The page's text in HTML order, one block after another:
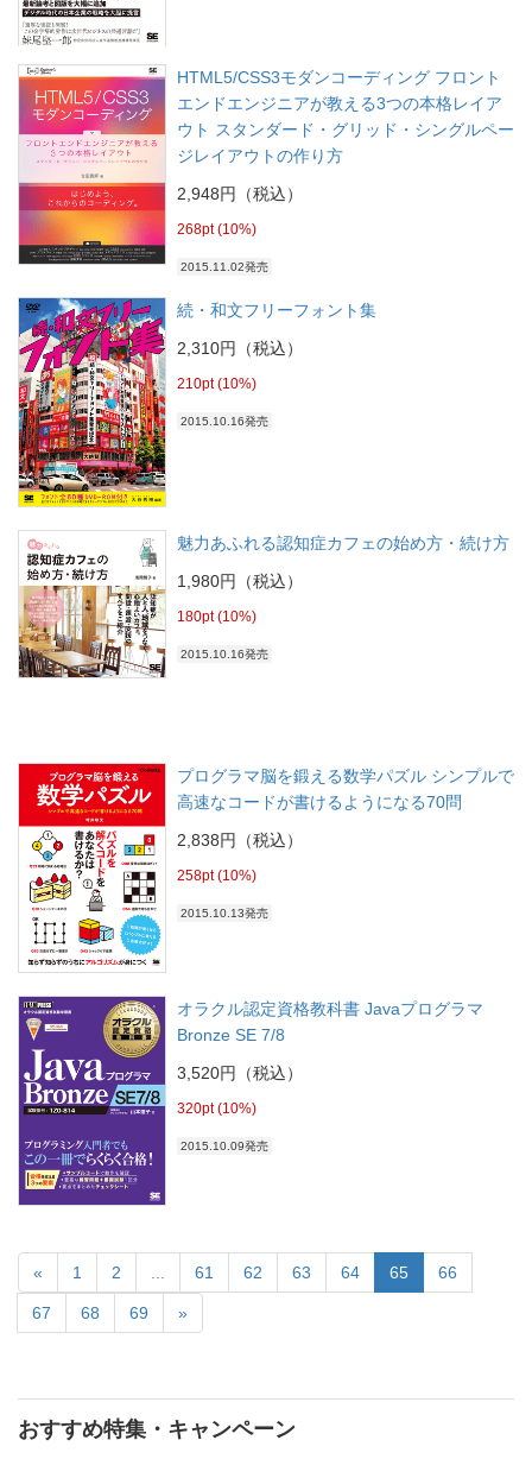
HTML5/CSS3モダンコーディング フロント
エンドエンジニアが教える3つの本格レイア
ウト スタンダード・グリッド・シングルペー
ジレイアウトの作り方
2,948円（税込）
268pt (10%)
2015.11.02発売
続・和文フリーフォント集
2,310円（税込）
210pt (10%)
2015.10.16発売
魅力あふれる認知症カフェの始め方・続け方
1,980円（税込）
180pt (10%)
2015.10.16発売
プログラマ脳を鍛える数学パズル シンプルで
高速なコードが書けるようになる70問
2,838円（税込）
258pt (10%)
2015.10.13発売
オラクル認定資格教科書 Javaプログラマ
Bronze SE 7/8
3,520円（税込）
320pt (10%)
2015.10.09発売
« 1 2 61 62 63 64 65 66
67 68 69 »
おすすめ特集・キャンペーン